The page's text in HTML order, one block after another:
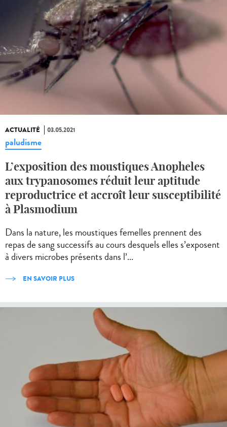
ACTUALITÉ 03.05.2021
paludisme
L’exposition des moustiques Anopheles
aux trypanosomes réduit leur aptitude
reproductrice et accroît leur susceptibilité
à Plasmodium
Dans la nature, les moustiques femelles prennent des
repas de sang successifs au cours desquels elles s’exposent
à divers microbes présents dans l’...
EN SAVOIR PLUS